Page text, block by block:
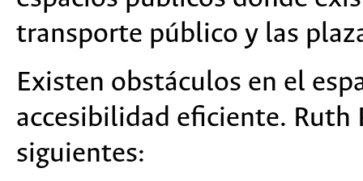
transporte público y las
Existen obstáculos en el
accesibilidad eficiente.
siguientes: